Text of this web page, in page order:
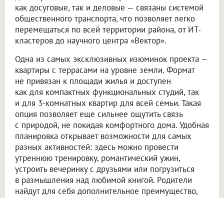
как досуговые, так и деловые — связаны системой
общественного транспорта, что позволяет легко
перемещаться по всей территории района, от ИТ-
кластеров до научного центра «Вектор».
Одна из самых эксклюзивных изюминок проекта —
квартиры с террасами на уровне земли. Формат
не привязан к площади жилья и доступен
как для компактных функциональных студий, так
и для 3-комнатных квартир для всей семьи. Такая
опция позволяет еще сильнее ощутить связь
с природой, не покидая комфортного дома. Удобная
планировка открывает возможности для самых
разных активностей: здесь можно провести
утреннюю тренировку, романтический ужин,
устроить вечеринку с друзьями или погрузиться
в размышления над любимой книгой. Родители
найдут для себя дополнительное преимущество,